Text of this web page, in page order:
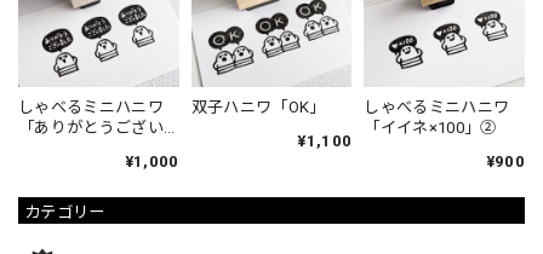
カテゴリー
しゃべるミニハニワ
「ありがとうござい
¥1,000
双子ハニワ「OK」
¥1,100
しゃべるミニハニワ
「イイネ×100」②
¥900